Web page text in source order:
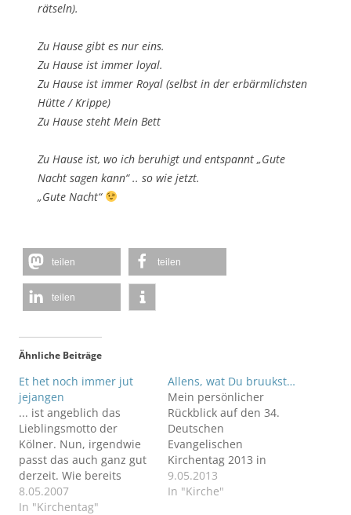
rätseln).
Zu Hause gibt es nur eins.
Zu Hause ist immer loyal.
Zu Hause ist immer Royal (selbst in der erbärmlichsten
Hütte / Krippe)
Zu Hause steht Mein Bett
Zu Hause ist, wo ich beruhigt und entspannt „Gute
Nacht sagen kann“ .. so wie jetzt.
„Gute Nacht“
teilen teilen
teilen
Ähnliche Beiträge
Et het noch immer jut
jejangen
... ist angeblich das
Lieblingsmotto der
Kölner. Nun, irgendwie
passt das auch ganz gut
derzeit. Wie bereits
geschrieben, war ich am
vergangenen
8.05.2007
In "Kirchentag"
Allens, wat Du bruukst…
Mein persönlicher
Rückblick auf den 34.
Deutschen
Evangelischen
Kirchentag 2013 in
Hamburg.
9.05.2013
In "Kirche"